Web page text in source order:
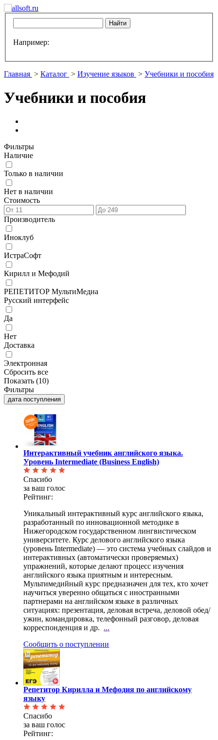
Например:
Главная > Каталог > Изучение языков > Учебники и пособия
Учебники и пособия
Фильтры
Наличие
Только в наличии
Нет в наличии
Стоимость
Производитель
Иноклуб
ИстраСофт
Кирилл и Мефодий
РЕПЕТИТОР МультиМедиа
Русский интерфейс
Да
Нет
Доставка
Электронная
Сбросить все
Показать (10)
Фильтры
дата поступления
Интерактивный учебник английского языка.
Уровень Intermediate (Business English)
Спасибо
за ваш голос
Рейтинг:
Уникальный интерактивный курс английского языка,
разработанный по инновационной методике в
Нижегородском государственном лингвистическом
университете. Курс делового английского языка
(уровень Intermediate) — это система учебных слайдов и
интерактивных (автоматически проверяемых)
упражнений, которые делают процесс изучения
английского языка приятным и интересным.
Мультимедийный курс предназначен для тех, кто хочет
научиться уверенно общаться с иностранными
партнерами на английском языке в различных
ситуациях: презентация, деловая встреча, деловой обед/
ужин, командировка, телефонный разговор, деловая
корреспонденция и др. ...
Сообщить о поступлении
Репетитор Кирилла и Мефодия по английскому
языку
Спасибо
за ваш голос
Рейтинг: